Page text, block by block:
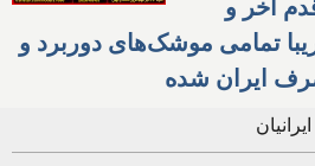
آخر و
تمامی موشک‌های دوربرد و